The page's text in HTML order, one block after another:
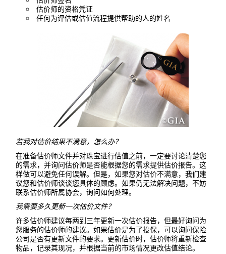
估价师的资格凭证
任何为评估或估值流程提供帮助的人的姓名
若我对估价结果不满意，怎么办？
在准备估价师文件并对珠宝进行估值之前，一定要讨论清楚您
的需求，并询问估价师是否能根据您的需求提供估价报告。这
样做可以避免任何误解。但是，如果您对估价不满意，我们建
议您和估价师谈谈您具体的顾虑。如果仍无法解决问题，不妨
联系估价师所属协会，询问如何处理。
我需要多久更新一次估价文件？
许多估价师建议每两到三年更新一次估价报告，但最好询问为
您服务的估价师的建议。如果估价是为了投保，可以询问保险
公司是否有更新文件的要求。更新估价时，估价师将重新检查
物品，记录其现况，并根据当前的市场情况更改估值结论。